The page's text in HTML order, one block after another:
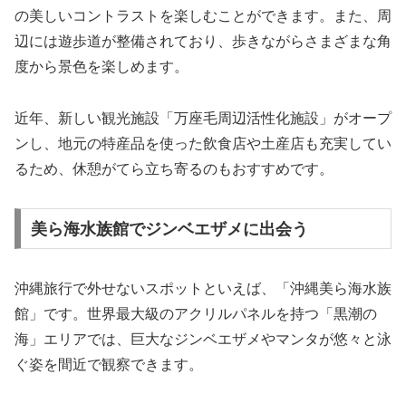
の美しいコントラストを楽しむことができます。また、周
辺には遊歩道が整備されており、歩きながらさまざまな角
度から景色を楽しめます。
近年、新しい観光施設「万座毛周辺活性化施設」がオープ
ンし、地元の特産品を使った飲食店や土産店も充実してい
るため、休憩がてら立ち寄るのもおすすめです。
美ら海水族館でジンベエザメに出会う
沖縄旅行で外せないスポットといえば、「沖縄美ら海水族
館」です。世界最大級のアクリルパネルを持つ「黒潮の
海」エリアでは、巨大なジンベエザメやマンタが悠々と泳
ぐ姿を間近で観察できます。